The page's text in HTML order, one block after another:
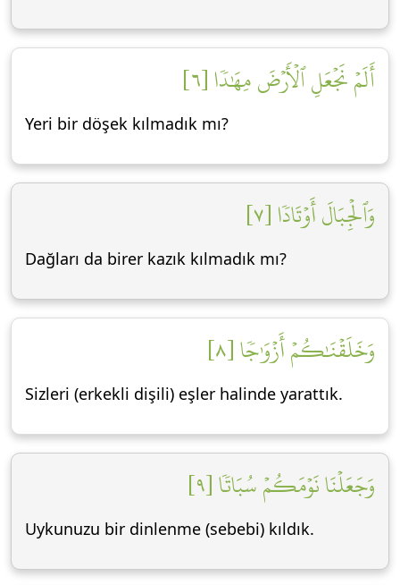
أَلَمۡ نَجۡعَلِ ٱلۡأَرۡضَ مِهَٰدٗا [٦]
Yeri bir döşek kılmadık mı?
وَٱلۡجِبَالَ أَوۡتَادٗا [٧]
Dağları da birer kazık kılmadık mı?
وَخَلَقۡنَٰكُمۡ أَزۡوَٰجٗا [٨]
Sizleri (erkekli dişili) eşler halinde yarattık.
وَجَعَلۡنَا نَوۡمَكُمۡ سُبَاتٗا [٩]
Uykunuzu bir dinlenme (sebebi) kıldık.